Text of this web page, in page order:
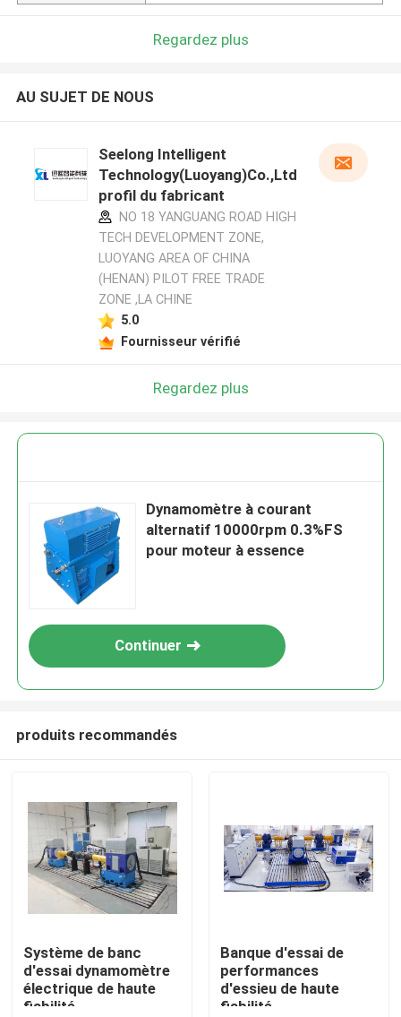
À la maison
Regardez plus
AU SUJET DE NOUS
Seelong Intelligent
Technology(Luoyang)Co.,Ltd
profil du fabricant
NO 18 YANGUANG ROAD HIGH
TECH DEVELOPMENT ZONE,
LUOYANG AREA OF CHINA
(HENAN) PILOT FREE TRADE
ZONE ,LA CHINE
5.0
Fournisseur vérifié
Regardez plus
Dynamomètre à courant
alternatif 10000rpm 0.3%FS
pour moteur à essence
Continuer
produits recommandés
Système de banc
d'essai dynamomètre
électrique de haute
fiabilité
Banque d'essai de
performances
d'essieu de haute
fiabilité